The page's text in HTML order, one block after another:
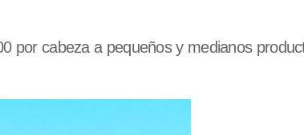
por cabeza a pequeños y medianos